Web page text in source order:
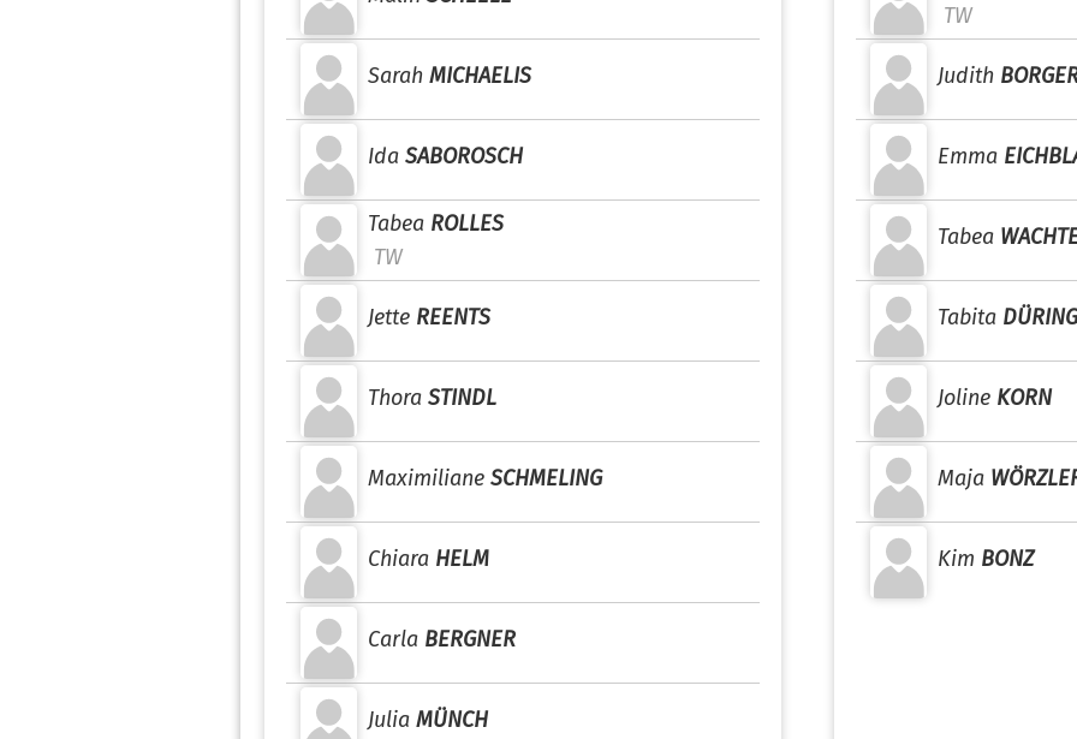
Sarah MICHAELIS
Ida SABOROSCH
Tabea ROLLES
TW
Jette REENTS
Thora STINDL
Maximiliane SCHMELING
Chiara HELM
Carla BERGNER
Julia MÜNCH
TW
Judith
Emma
Tabea
Tabita DÜRING
Joline KORN
Maja
Kim BONZ